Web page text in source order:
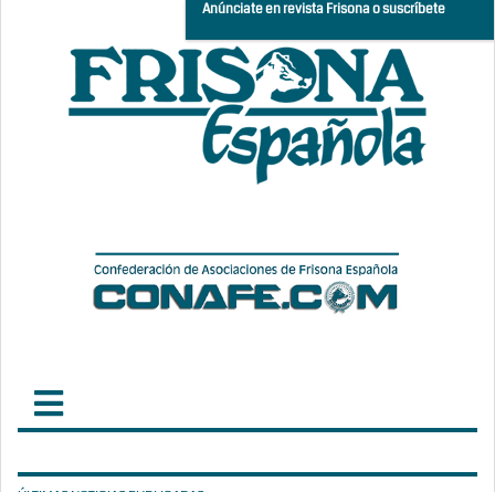
Anúnciate en revista Frisona o suscríbete